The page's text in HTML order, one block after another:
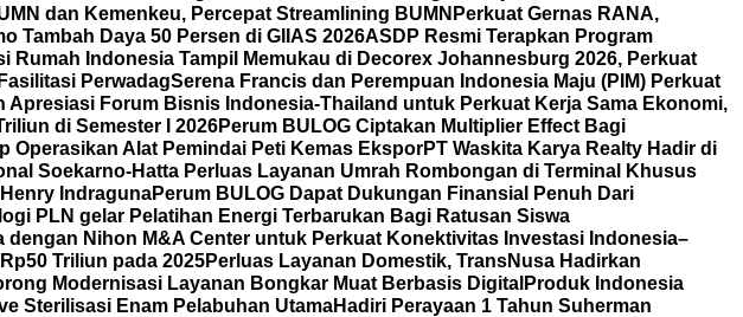
dan Kemenkeu, Percepat Streamlining BUMN Perkuat Gernas RANA,
Tambah Daya 50 Persen di GIIAS 2026ASDP Resmi Terapkan Program
Rumah Indonesia Tampil Memukau di Decorex Johannesburg 2026, Perkuat
PerwadagSerena Francis dan Perempuan Indonesia Maju (PIM) Perkuat
Apresiasi Forum Bisnis Indonesia-Thailand untuk Perkuat Kerja Sama Ekonomi,
di Semester I 2026Perum BULOG Ciptakan Multiplier Effect Bagi
Operasikan Alat Pemindai Peti Kemas EksporPT Waskita Karya Realty Hadir di
Soekarno-Hatta Perluas Layanan Umrah Rombongan di Terminal Khusus
IndragunaPerum BULOG Dapat Dukungan Finansial Penuh Dari
PLN gelar Pelatihan Energi Terbarukan Bagi Ratusan Siswa
dengan Nihon M&A Center untuk Perkuat Konektivitas Investasi Indonesia–
Triliun pada 2025Perluas Layanan Domestik, TransNusa Hadirkan
Modernisasi Layanan Bongkar Muat Berbasis Digital Produk Indonesia
Sterilisasi Enam Pelabuhan UtamaHadiri Perayaan 1 Tahun Suherman